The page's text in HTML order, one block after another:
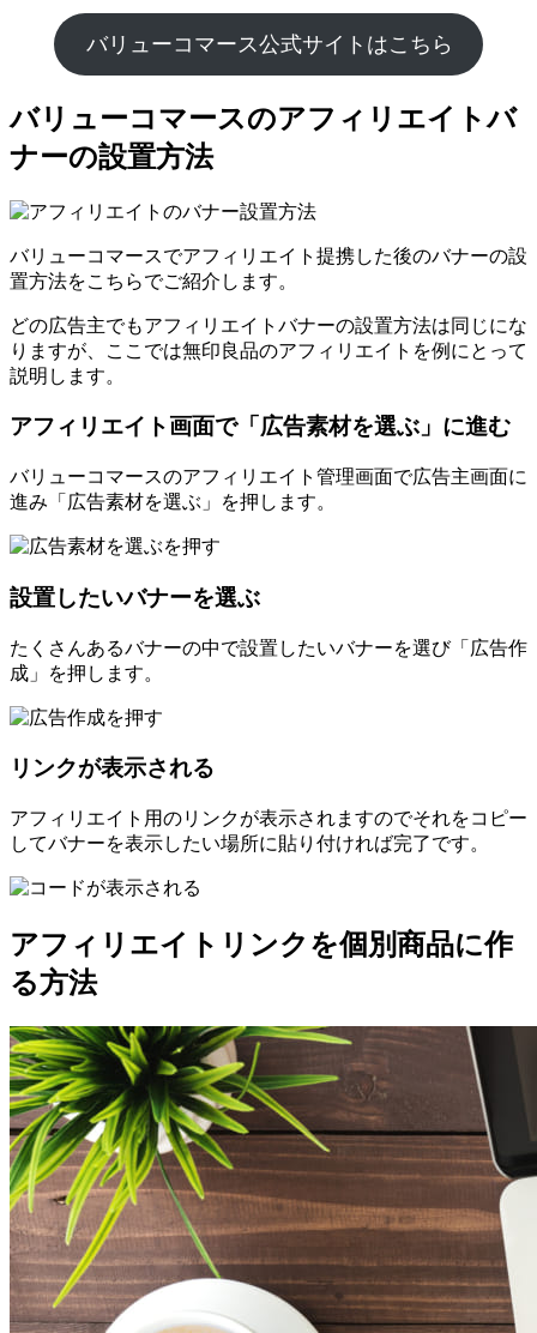
バリューコマース公式サイトはこちら
バリューコマースのアフィリエイトバ
ナーの設置方法
バリューコマースでアフィリエイト提携した後のバナーの設
置方法をこちらでご紹介します。
どの広告主でもアフィリエイトバナーの設置方法は同じにな
りますが、ここでは無印良品のアフィリエイトを例にとって
説明します。
アフィリエイト画面で「広告素材を選ぶ」に進む
バリューコマースのアフィリエイト管理画面で広告主画面に
進み「広告素材を選ぶ」を押します。
設置したいバナーを選ぶ
たくさんあるバナーの中で設置したいバナーを選び「広告作
成」を押します。
リンクが表示される
アフィリエイト用のリンクが表示されますのでそれをコピー
してバナーを表示したい場所に貼り付ければ完了です。
アフィリエイトリンクを個別商品に作
る方法